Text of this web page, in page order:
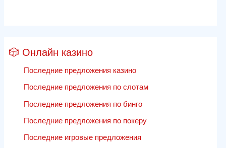
🎲 Онлайн казино
Последние предложения казино
Последние предложения по слотам
Последние предложения по бинго
Последние предложения по покеру
Последние игровые предложения